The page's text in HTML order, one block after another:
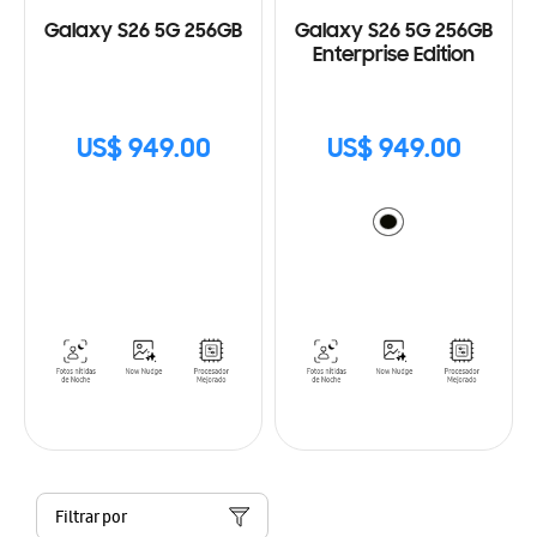
Galaxy S26 5G 256GB
US$ 949.00
Galaxy S26 5G 256GB
Enterprise Edition
US$ 949.00
Filtrar por